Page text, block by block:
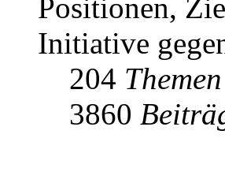
Positionen,
Initiative
204 Themen
3860